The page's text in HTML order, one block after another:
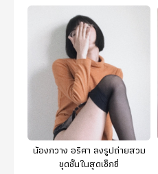
น้องกวาง อริศา ลงรูปถ่ายสวม
ชุดชั้นในสุดเซ็กซี่